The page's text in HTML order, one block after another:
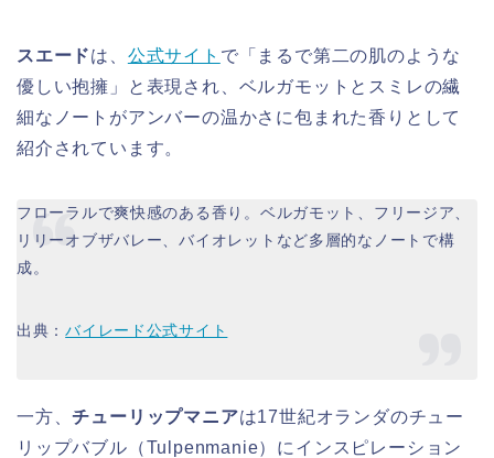
スエードは、 公式サイト で「まるで第二の肌のような
優しい抱擁」と表現され、ベルガモットとスミレの繊
細なノートがアンバーの温かさに包まれた香りとして
紹介されています。
フローラルで爽快感のある香り。ベルガモット、フリージア、
リリーオブザバレー、バイオレットなど多層的なノートで構
成。
出典：バイレード公式サイト
一方、チューリップマニアは17世紀オランダのチュー
リップバブル（Tulpenmanie）にインスピレーション